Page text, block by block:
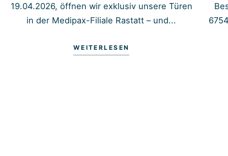
19.04.2026, öffnen wir exklusiv unsere Türen
in der Medipax-Filiale Rastatt – und...
WEITERLESEN